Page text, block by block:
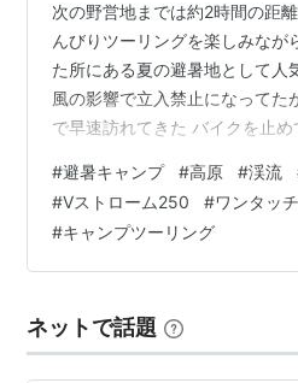
次の野営地までは約2時間の距
んびりツーリングを楽しみなが
た所にある夏の避暑地として人
風の影響で立入禁止になってた
で早速訪れてきた バイクを止
つの滝がある 雨滝は流石に主役
くに寄れて水しぶきとマイナス
ます 佛谷の滝そばに建っている
リした空気が流れ込んできて、
はご当地スーパー 鳥取では…
#避暑キャンプ #高原 #渓流
#Vストローム250 #ワンタッ
#キャンプツーリング
ネットで話題